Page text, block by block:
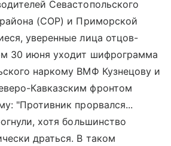
Севастопольского
(СОР) и Приморской
уверенные лица отцов-
30 июня уходит шифрограмма
наркому ВМФ Кузнецову и
Кавказским фронтом
"Противник прорвался...
хотя большинство
драться. В таком